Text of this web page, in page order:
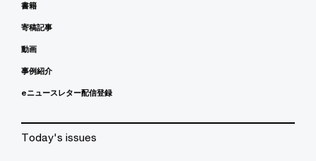
書籍
寄稿記事
動画
事例紹介
eニュースレター配信登録
Today's issues